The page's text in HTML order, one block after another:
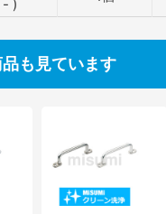
- )
も見ています